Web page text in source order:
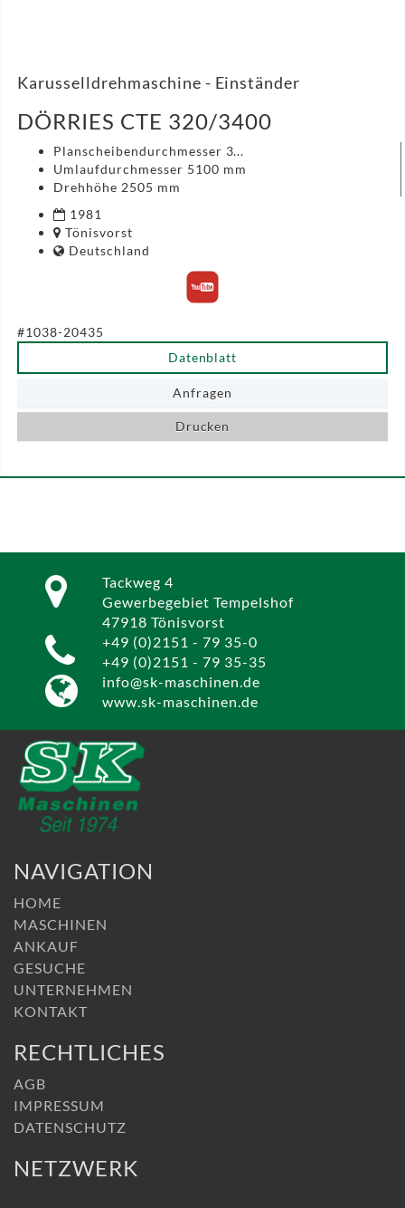
Karusselldrehmaschine - Einständer
DÖRRIES CTE 320/3400
Planscheibendurchmesser 3...
Umlaufdurchmesser 5100 mm
Drehhöhe 2505 mm
1981
Tönisvorst
Deutschland
#1038-20435
Datenblatt
Anfragen
Drucken
Tackweg 4
Gewerbegebiet Tempelshof
47918 Tönisvorst
+49 (0)2151 - 79 35-0
+49 (0)2151 - 79 35-35
info@sk-maschinen.de
www.sk-maschinen.de
NAVIGATION
HOME
MASCHINEN
ANKAUF
GESUCHE
UNTERNEHMEN
KONTAKT
RECHTLICHES
AGB
IMPRESSUM
DATENSCHUTZ
NETZWERK